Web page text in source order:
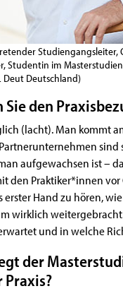
Studiengangsleiter,
Studentin im
Deut Deutschland)
den
(lacht). Man kommt
sind
aufgewachsen ist –
den Praktiker*innen
Hand zu hören,
wirklich
und in welche
der